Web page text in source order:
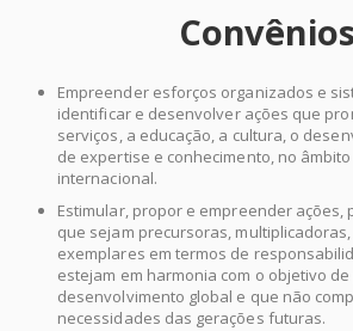
Convênios
Empreender esforços organizados e
identificar e desenvolver ações que
serviços, a educação, a cultura, o
de expertise e conhecimento, no
internacional.
Estimular, propor e empreender ações,
que sejam precursoras,
exemplares em termos de
estejam em harmonia com o objetivo
desenvolvimento global e que não
necessidades das gerações futuras.